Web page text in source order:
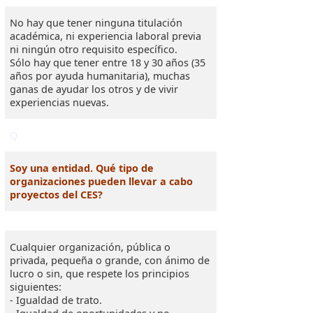
No hay que tener ninguna titulación
académica, ni experiencia laboral previa
ni ningún otro requisito específico.
Sólo hay que tener entre 18 y 30 años (35
años por ayuda humanitaria), muchas
ganas de ayudar los otros y de vivir
experiencias nuevas.
Soy una entidad. Qué tipo de
organizaciones pueden llevar a cabo
proyectos del CES?
Cualquier organización, pública o
privada, pequeña o grande, con ánimo de
lucro o sin, que respete los principios
siguientes:
- Igualdad de trato.